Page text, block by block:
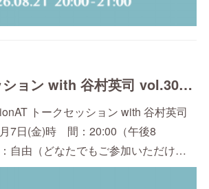
AT トークセッション with 谷村英司 vol.308（8/7）
トークセッション with 谷村英司
7日(金)時 間：20:00（午後8
自由（どなたでもご参加いただけ…